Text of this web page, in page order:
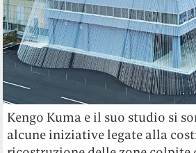
Kengo Kuma e il suo studio si
alcune iniziative legate alla